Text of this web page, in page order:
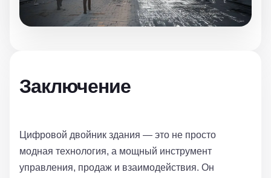
Заключение
Цифровой двойник здания — это не просто
модная технология, а мощный инструмент
управления, продаж и взаимодействия. Он